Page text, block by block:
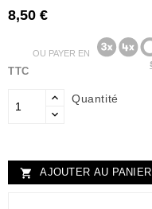
8,50 €
TTC
OU PAYER EN
Quantité
 AJOUTER AU PANIER